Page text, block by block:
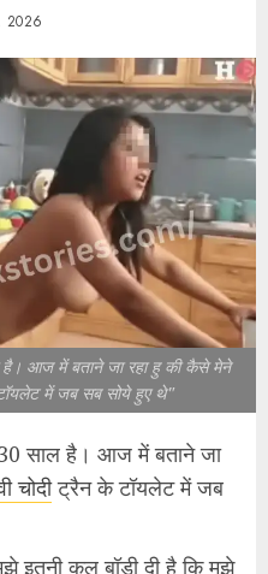
2026
आज में बताने जा रहा हु की कैसे मेने
टॉयलेट में जब सब सोये हुए थे"
साल है। आज में बताने जा
चोदीट्रैन के टॉयलेट में जब
इतनी कूल बॉडी दी है कि मुझे